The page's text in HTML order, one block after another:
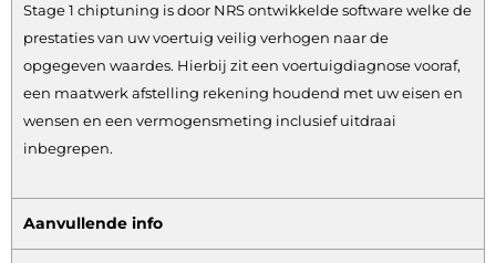
Stage 1 chiptuning is door NRS ontwikkelde software welke de
prestaties van uw voertuig veilig verhogen naar de
opgegeven waardes. Hierbij zit een voertuigdiagnose vooraf,
een maatwerk afstelling rekening houdend met uw eisen en
wensen en een vermogensmeting inclusief uitdraai
inbegrepen.
Aanvullende info